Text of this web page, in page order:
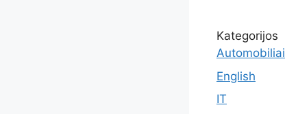
Kategorijos
Automobiliai
English
IT